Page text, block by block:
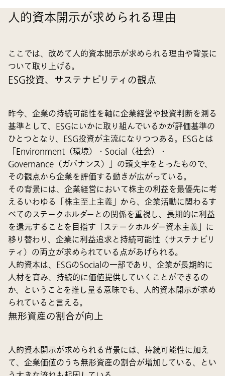
人的資本開示が求められる理由
ここでは、改めて人的資本開示が求められる理由や背景に
ついて取り上げる。
ESG投資、サステナビリティの観点
昨今、企業の持続可能性を軸に企業経営や投資判断を測る
基準として、ESGにいかに取り組んでいるかが評価基準の
ひとつとなり、ESG投資が主流になりつつある。ESGとは
「Environment（環境）・Social（社会）・
Governance（ガバナンス）」の頭文字をとったもので、
その観点から企業を評価する動きが広がっている。
その背景には、企業経営において株主の利益を最優先に考
えるいわゆる「株主至上主義」から、企業活動に関わるす
べてのステークホルダーとの関係を重視し、長期的に利益
を還元することを目指す「ステークホルダー資本主義」に
移り替わり、企業に利益追求と持続可能性（サステナビリ
ティ）の両立が求められている点があげられる。
人的資本は、ESGのSocialの一部であり、企業が長期的に
人材を育み、持続的に価値提供していくことができるの
か、ということを推し量る意味でも、人的資本開示が求め
られていると言える。
無形資産の割合が向上
人的資本開示が求められる背景には、持続可能性に加え
て、企業価値のうち無形資産の割合が増加している、とい